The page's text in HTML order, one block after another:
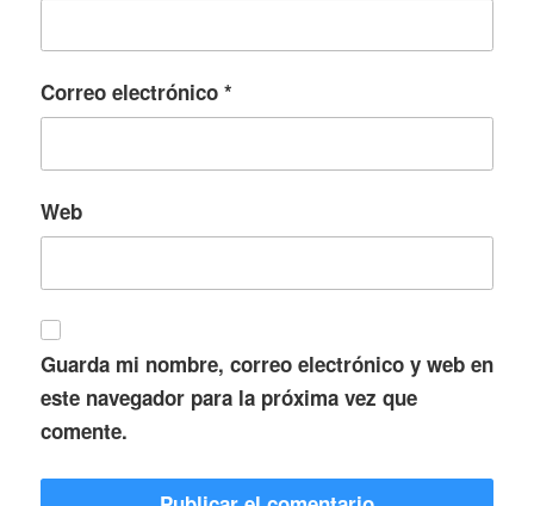
Correo electrónico *
Web
Guarda mi nombre, correo electrónico y web en
este navegador para la próxima vez que
comente.